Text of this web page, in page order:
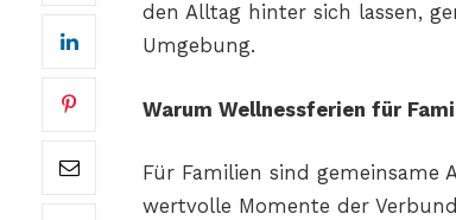
den Alltag hinter sich lassen,
Umgebung.
Warum Wellnessferien für
Für Familien sind gemeinsame
wertvolle Momente der